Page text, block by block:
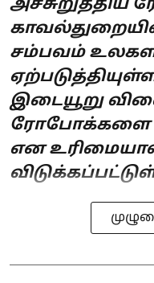
சம்பவம்
இடையூறு
ரோபோக்களை
என